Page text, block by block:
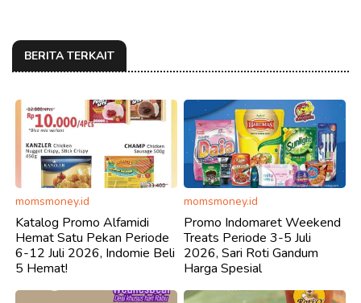
BERITA TERKAIT
momsmoney.id
Katalog Promo Alfamidi
Hemat Satu Pekan Periode
6-12 Juli 2026, Indomie Beli
5 Hemat!
momsmoney.id
Promo Indomaret Weekend
Treats Periode 3-5 Juli
2026, Sari Roti Gandum
Harga Spesial